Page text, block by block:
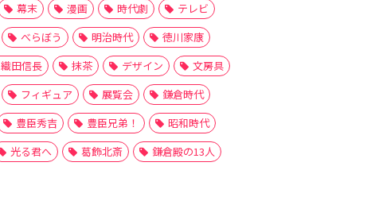
幕末
漫画 時代劇
テレビ
べらぼう
明治時代
徳川家康
織田信長
抹茶 デザイン
文房具
フィギュア
展覧会
鎌倉時代
豊臣秀吉
豊臣兄弟！
昭和時代
光る君へ
葛飾北斎 鎌倉殿の13人